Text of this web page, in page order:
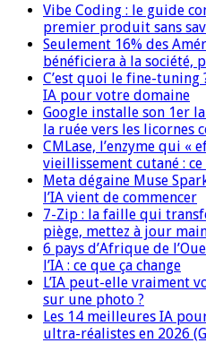
Vibe Coding : le guide
premier produit sans
Seulement 16% des
bénéficiera à la société,
C’est quoi le fine-tuning
IA pour votre domaine
Google installe son 1er
la ruée vers les licornes
CMLase, l’enzyme qui «
vieillissement cutané :
Meta dégaine Muse
l’IA vient de commencer
7-Zip : la faille qui
piège, mettez à jour
6 pays d’Afrique de
l’IA : ce que ça change
L’IA peut-elle vraiment
sur une photo ?
Les 14 meilleures IA
ultra-réalistes en 2026